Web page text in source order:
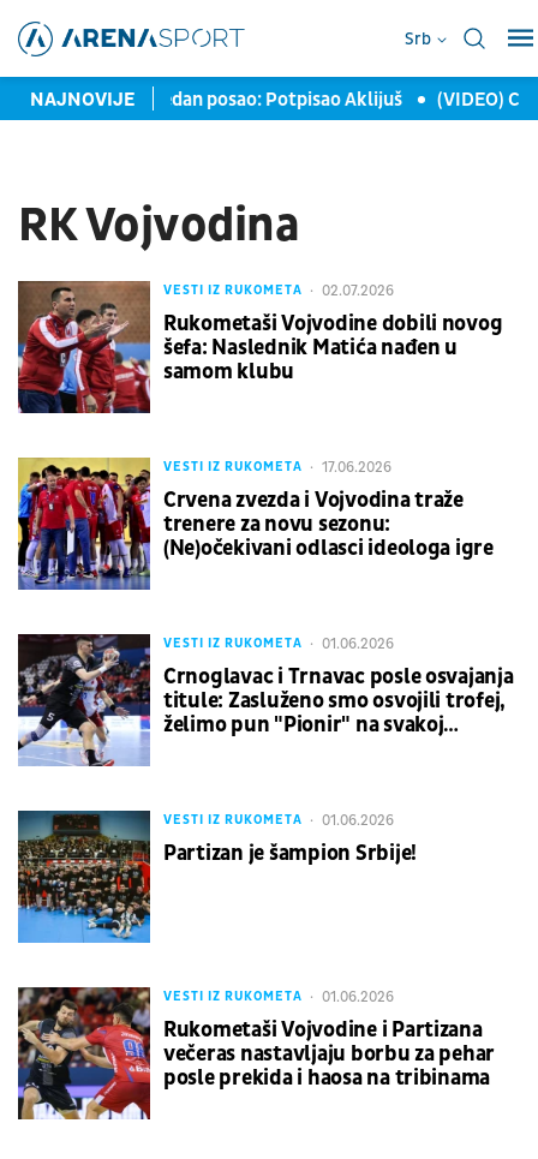
Srb
NAJNOVIJE
PSŽ završio jedan posao: Potpisao Aklijuš (VIDEO)
RK Vojvodina
VESTI IZ RUKOMETA 02.07.2026
Rukometaši Vojvodine dobili novog
šefa: Naslednik Matića nađen u
samom klubu
VESTI IZ RUKOMETA 17.06.2026
Crvena zvezda i Vojvodina traže
trenere za novu sezonu:
(Ne)očekivani odlasci ideologa igre
VESTI IZ RUKOMETA 01.06.2026
Crnoglavac i Trnavac posle osvajanja
titule: Zasluženo smo osvojili trofej,
želimo pun "Pionir" na svakoj
VESTI IZ RUKOMETA 01.06.2026
Partizan je šampion Srbije!
VESTI IZ RUKOMETA 01.06.2026
Rukometaši Vojvodine i Partizana
večeras nastavljaju borbu za pehar
posle prekida i haosa na tribinama